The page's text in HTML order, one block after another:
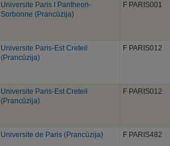
Universite Paris I Pantheon-
Sorbonne (Prancūzija)
F PARIS001
Universite Paris-Est Creteil
(Prancūzija)
F PARIS012
Universite Paris-Est Creteil
(Prancūzija)
F PARIS012
Universite de Paris (Prancūzija) F PARIS482